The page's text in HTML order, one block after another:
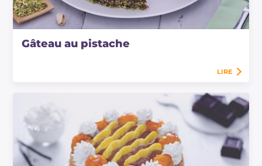
Gâteau au pistache
LIRE